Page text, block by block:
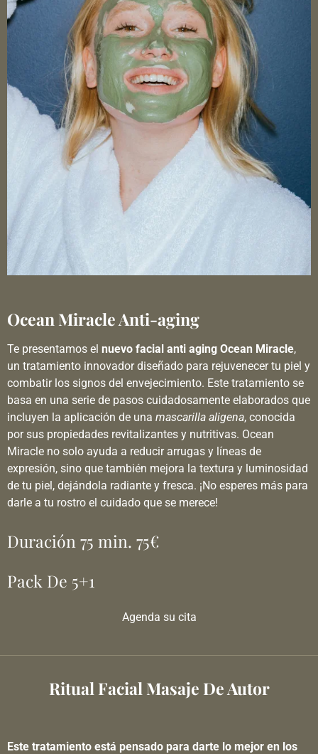
Ocean Miracle Anti-aging
Te presentamos el nuevo facial anti aging Ocean Miracle,
un tratamiento innovador diseñado para rejuvenecer tu piel y
combatir los signos del envejecimiento. Este tratamiento se
basa en una serie de pasos cuidadosamente elaborados que
incluyen la aplicación de una mascarilla aligena, conocida
por sus propiedades revitalizantes y nutritivas. Ocean
Miracle no solo ayuda a reducir arrugas y líneas de
expresión, sino que también mejora la textura y luminosidad
de tu piel, dejándola radiante y fresca. ¡No esperes más para
darle a tu rostro el cuidado que se merece!
Duración 75 min. 75€
Pack De 5+1
Agenda su cita
Ritual Facial Masaje De Autor
Este tratamiento está pensado para darte lo mejor en los